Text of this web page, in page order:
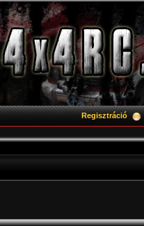
Regisztráció